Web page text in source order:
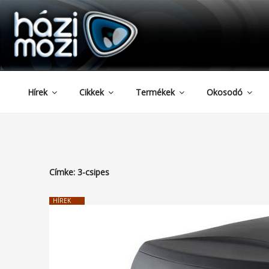
Tartalomhoz
HAZIMOZI
Hírek Cikkek Termékek Okosodó
Címke: 3-csipes
HÍREK